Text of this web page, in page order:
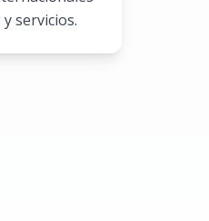
servicios.